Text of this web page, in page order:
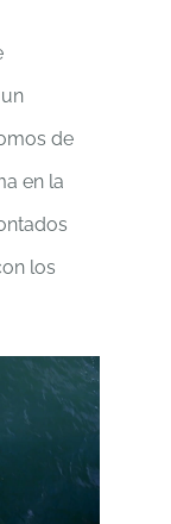
de
en la
los